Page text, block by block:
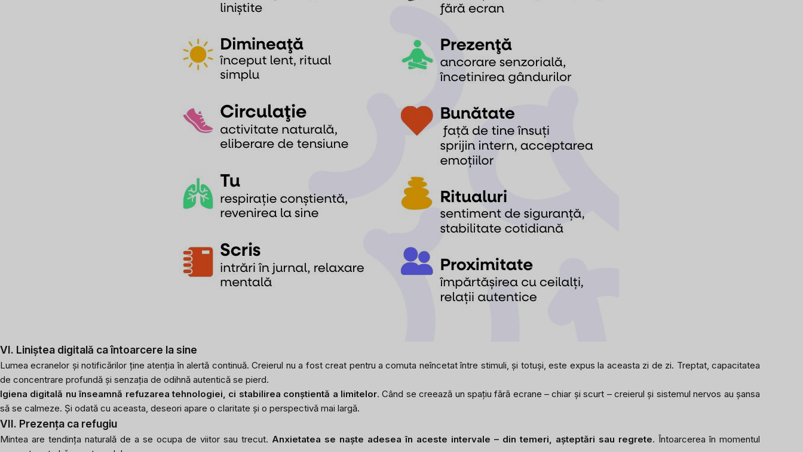
VI. Liniștea digitală ca întoarcere la sine
Lumea ecranelor și notificărilor ține atenția în alertă continuă. Creierul nu a fost creat pentru a comuta neîncetat între stimuli, și totuși, este expus la aceasta zi de zi. Treptat, capacitatea
de concentrare profundă și senzația de odihnă autentică se pierd.
Igiena digitală nu înseamnă refuzarea tehnologiei, ci stabilirea conștientă a limitelor. Când se creează un spațiu fără ecrane – chiar și scurt – creierul și sistemul nervos au șansa
să se calmeze. Și odată cu aceasta, deseori apare o claritate și o perspectivă mai largă.
VII. Prezența ca refugiu
Mintea are tendința naturală de a se ocupa de viitor sau trecut. Anxietatea se naște adesea în aceste intervale – din temeri, așteptări sau regrete. Întoarcerea în momentul